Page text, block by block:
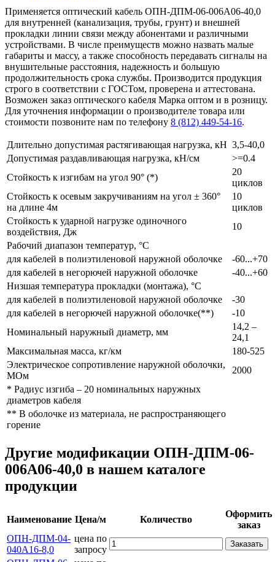
Применяется оптический кабель ОПН-ДПМ-06-006А06-40,0
для внутренней (канализация, трубы, грунт) и внешней
прокладки линии связи между абонентами и различными
устройствами. В числе преимуществ можно назвать малые
габариты и массу, а также способность передавать сигналы на
внушительные расстояния, надежность и большую
продолжительность срока службы. Производится продукция
строго в соответствии с ГОСТом, проверена и аттестована.
Возможен заказ оптического кабеля Марка оптом и в розницу.
Для уточнения информации о производителе товара или
стоимости позвоните нам по телефону 8 (812) 449-54-16.
Длительно допустимая растягивающая нагрузка, кН 3,5-40,0
Допустимая раздавливающая нагрузка, кН/см
>=0.4
Стойкость к изгибам на угол 90° (*)
20
циклов
Стойкость к осевым закручиваниям на угол ± 360°
на длине 4м
10
циклов
Стойкость к ударной нагрузке одиночного
воздействия, Дж
10
Рабочий диапазон температур, °С
для кабелей в полиэтиленовой наружной оболочке
-60...+70
для кабелей в негорючей наружной оболочке
-40...+60
Низшая температура прокладки (монтажа), °С
для кабелей в полиэтиленовой наружной оболочке
-30
для кабелей в негорючей наружной оболочке(**)
-10
Номинальный наружный диаметр, мм
14,2 –
24,1
Максимальная масса, кг/км
180-525
Электрическое сопротивление наружной оболочки,
МОм
2000
* Радиус изгиба – 20 номинальных наружных
диаметров кабеля
** В оболочке из материала, не распространяющего
горение
Другие модификации ОПН-ДПМ-06-
006А06-40,0 в нашем каталоге
продукции
Наименование Цена/м Количество
Оформить
заказ
ОПН-ДПМ-04-
040А16-8,0
цена по
запросу
Заказать